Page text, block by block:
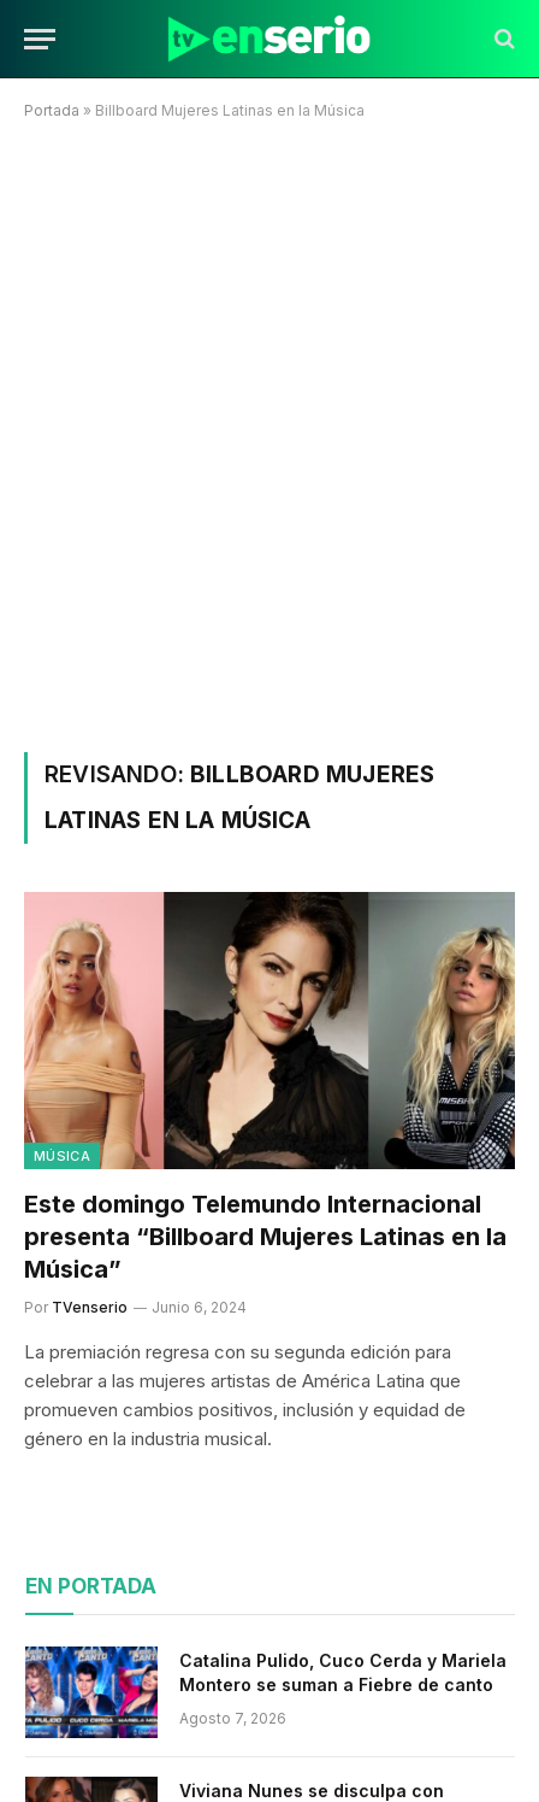
Portada » Billboard Mujeres Latinas en la Música
REVISANDO: BILLBOARD MUJERES
LATINAS EN LA MÚSICA
MÚSICA
Este domingo Telemundo Internacional
presenta “Billboard Mujeres Latinas en la
Música”
Por TVenserio Junio 6, 2024
La premiación regresa con su segunda edición para
celebrar a las mujeres artistas de América Latina que
promueven cambios positivos, inclusión y equidad de
género en la industria musical.
EN PORTADA
Catalina Pulido, Cuco Cerda y Mariela
Montero se suman a Fiebre de canto
Agosto 7, 2026
Viviana Nunes se disculpa con